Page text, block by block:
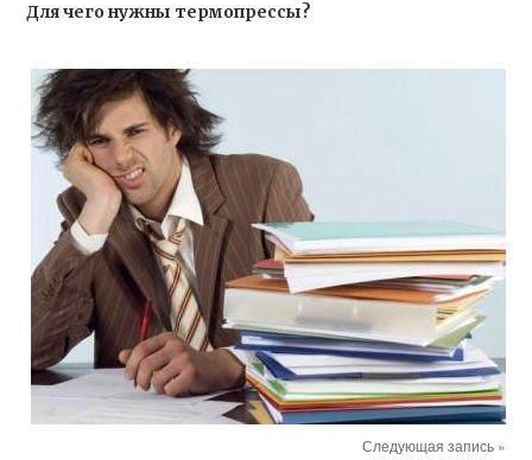
Для чего нужны термопрессы?
Следующая запись »